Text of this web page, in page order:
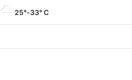
25°-33° C